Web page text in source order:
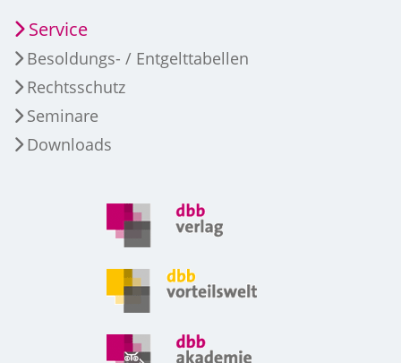
Service
Besoldungs- / Entgelttabellen
Rechtsschutz
Seminare
Downloads